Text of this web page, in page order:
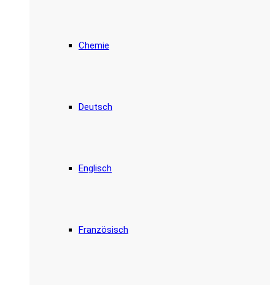
Chemie
Deutsch
Englisch
Französisch